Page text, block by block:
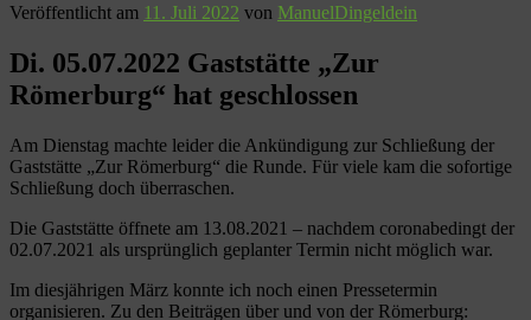
Veröffentlicht am 11. Juli 2022 von ManuelDingeldein
Di. 05.07.2022 Gaststätte „Zur
Römerburg“ hat geschlossen
Am Dienstag machte leider die Ankündigung zur Schließung der
Gaststätte „Zur Römerburg“ die Runde. Für viele kam die sofortige
Schließung doch überraschen.
Die Gaststätte öffnete am 13.08.2021 – nachdem coronabedingt der
02.07.2021 als ursprünglich geplanter Termin nicht möglich war.
Im diesjährigen März konnte ich noch einen Pressetermin
organisieren. Zu den Beiträgen über und von der Römerburg: